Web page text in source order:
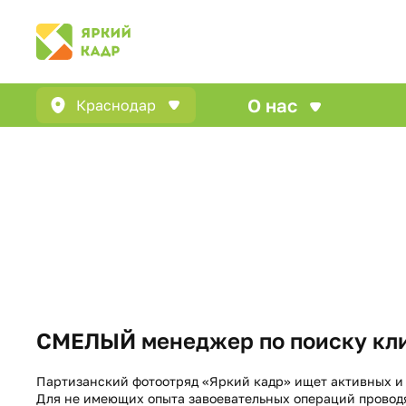
Краснодар О нас
СМЕЛЫЙ менеджер по поиску
Партизанский фотоотряд «Яркий кадр» ищет активных
Для не имеющих опыта завоевательных операций